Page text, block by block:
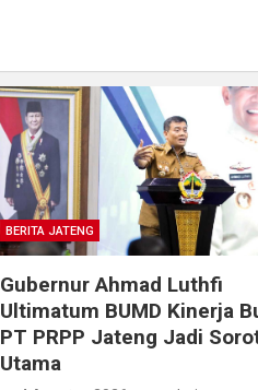
BERITA JATENG
Gubernur Ahmad Luthfi
Ultimatum BUMD Kinerja
PT PRPP Jateng Jadi
Utama